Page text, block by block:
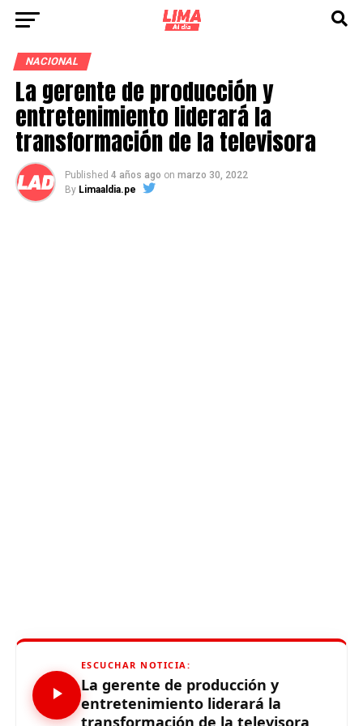
NACIONAL
La gerente de producción y
entretenimiento liderará la
transformación de la televisora
Published 4 años ago on marzo 30, 2022
By Limaaldia.pe
ESCUCHAR NOTICIA:
La gerente de producción y
entretenimiento liderará la
transformación de la televisora